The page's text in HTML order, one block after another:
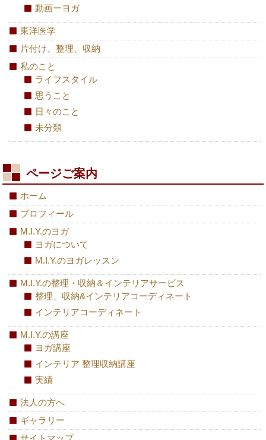
動画ーヨガ
東洋医学
片付け、整理、収納
私のこと
ライフスタイル
思うこと
日々のこと
未分類
ページご案内
ホーム
プロフィール
M.I.Y.のヨガ
ヨガについて
M.I.Y.のヨガレッスン
M.I.Y.の整理・収納＆インテリアサービス
整理、収納&インテリアコーディネート
インテリアコーディネート
M.I.Y.の講座
ヨガ講座
インテリア 整理収納講座
実績
法人の方へ
ギャラリー